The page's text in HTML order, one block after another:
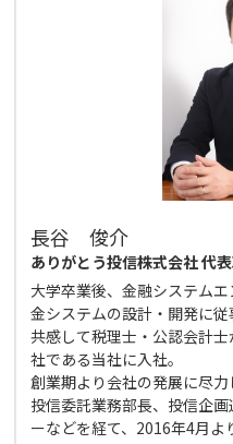
長谷 俊介
ありがとう投信株式会社 代
大学卒業後、金融システム
金システムの設計・開発に
共感して税理士・公認会計
社である当社に入社。
創業期より会社の発展に尽力
投信委託業務部長、投信企
ーなどを経て、2016年4月よ